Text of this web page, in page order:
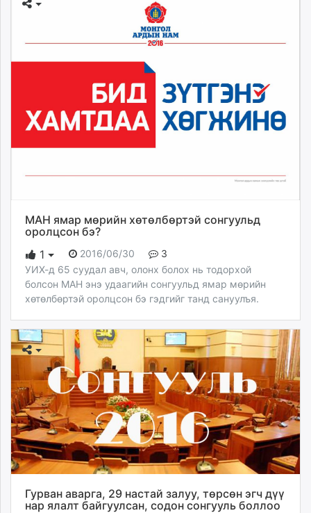
МAH ямар мөрийн хөтөлбөртэй сонгуульд
оролцсон бэ?
1
2016/06/30
3
УИХ-д 65 суудал авч, олонх болох нь тодорхой
болсон МАН энэ удаагийн сонгуульд ямар мөрийн
хөтөлбөртэй оролцсон бэ гэдгийг танд сануулъя.
Гурван аварга, 29 настай залуу, төрсөн эгч дүү
нар ялалт байгуулсан, содон сонгууль боллоо